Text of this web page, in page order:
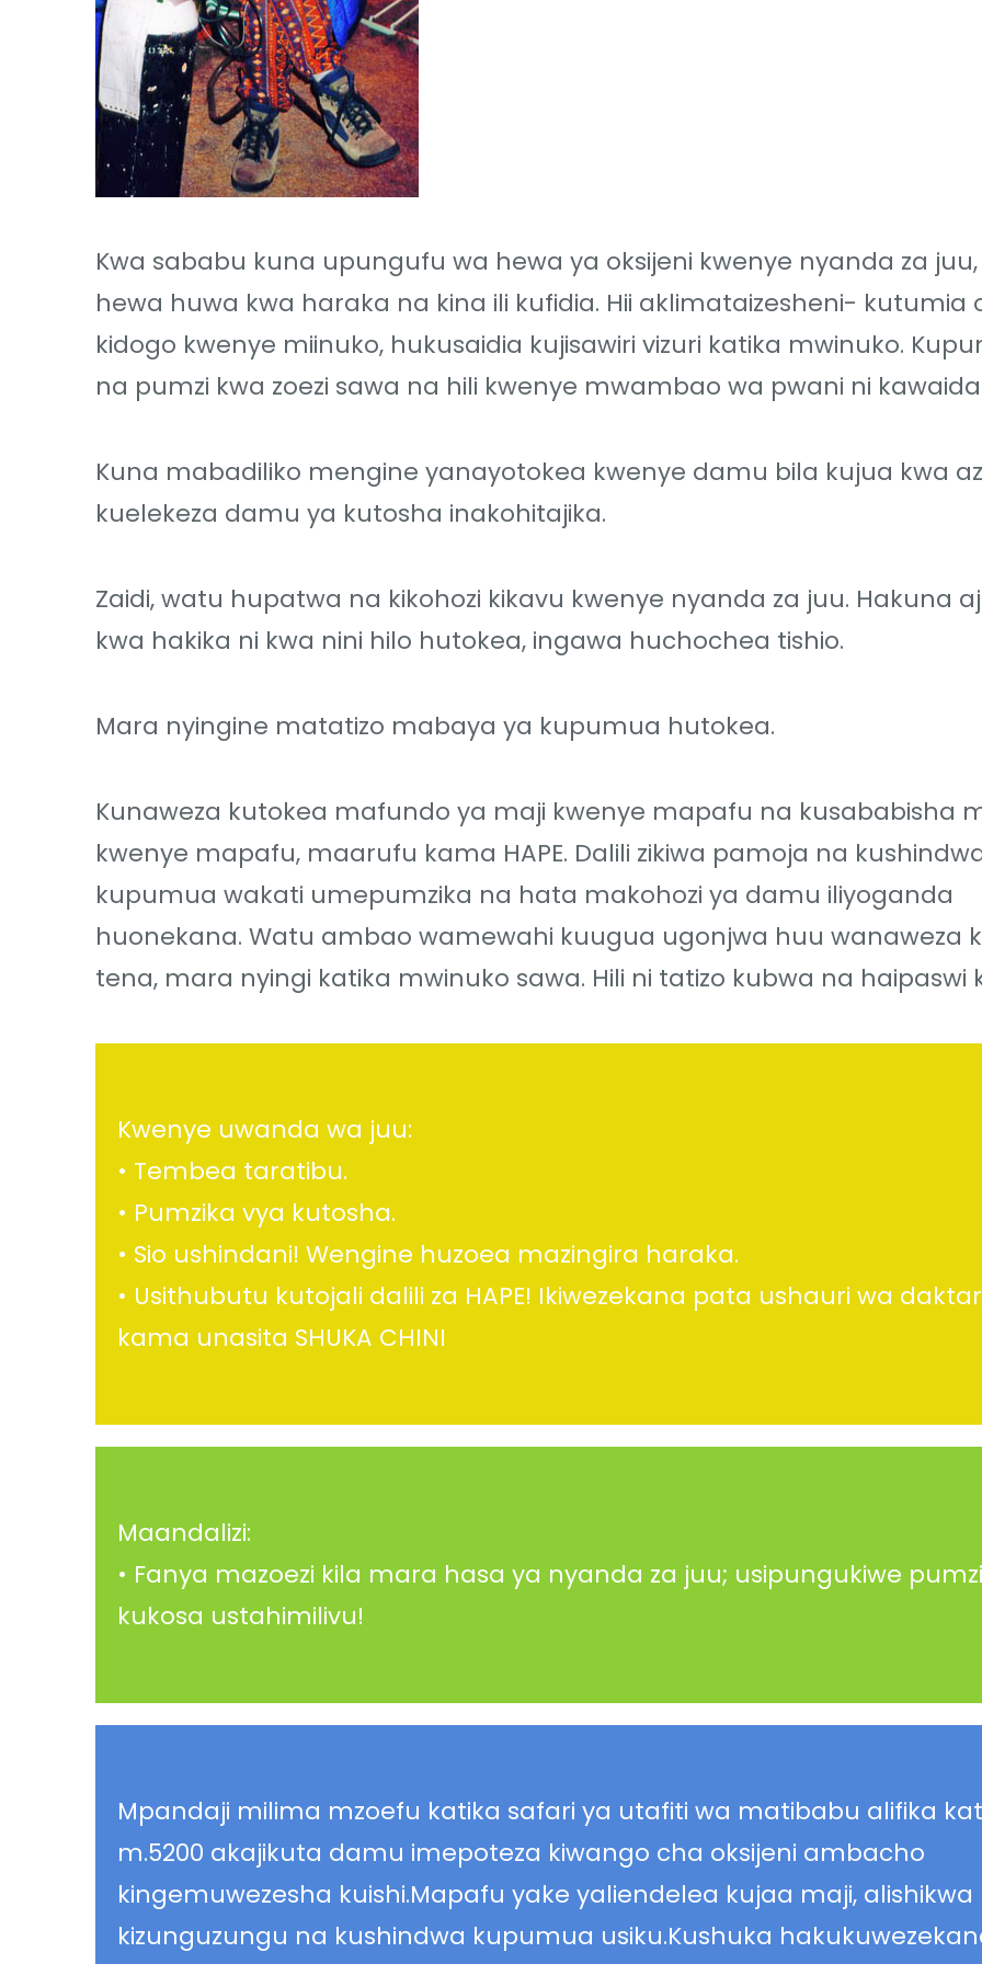
Kwa sababu kuna upungufu wa hewa ya oksijeni kwenye nyanda za
hewa huwa kwa haraka na kina ili kufidia. Hii aklimataizesheni- kutumia
kidogo kwenye miinuko, hukusaidia kujisawiri vizuri katika mwinuko.
na pumzi kwa zoezi sawa na hili kwenye mwambao wa pwani ni
Kuna mabadiliko mengine yanayotokea kwenye damu bila kujua kwa
kuelekeza damu ya kutosha inakohitajika.
Zaidi, watu hupatwa na kikohozi kikavu kwenye nyanda za juu. Hakuna
kwa hakika ni kwa nini hilo hutokea, ingawa huchochea tishio.
Mara nyingine matatizo mabaya ya kupumua hutokea.
Kunaweza kutokea mafundo ya maji kwenye mapafu na kusababisha
kwenye mapafu, maarufu kama HAPE. Dalili zikiwa pamoja na
kupumua wakati umepumzika na hata makohozi ya damu iliyoganda
huonekana. Watu ambao wamewahi kuugua ugonjwa huu wanaweza
tena, mara nyingi katika mwinuko sawa. Hili ni tatizo kubwa na haipaswi
Kwenye uwanda wa juu:
• Tembea taratibu.
• Pumzika vya kutosha.
• Sio ushindani! Wengine huzoea mazingira haraka.
• Usithubutu kutojali dalili za HAPE! Ikiwezekana pata ushauri wa
kama unasita SHUKA CHINI
Maandalizi:
• Fanya mazoezi kila mara hasa ya nyanda za juu; usipungukiwe
kukosa ustahimilivu!
Mpandaji milima mzoefu katika safari ya utafiti wa matibabu alifika
m.5200 akajikuta damu imepoteza kiwango cha oksijeni ambacho
kingemuwezesha kuishi.Mapafu yake yaliendelea kujaa maji, alishikwa
kizunguzungu na kushindwa kupumua usiku.Kushuka